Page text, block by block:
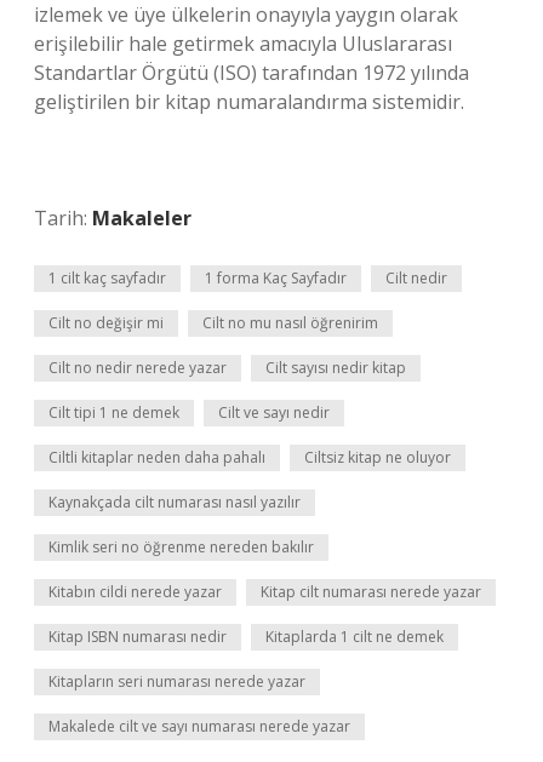
izlemek ve üye ülkelerin onayıyla yaygın olarak
erişilebilir hale getirmek amacıyla Uluslararası
Standartlar Örgütü (ISO) tarafından 1972 yılında
geliştirilen bir kitap numaralandırma sistemidir.
Tarih: Makaleler
1 cilt kaç sayfadır 1 forma Kaç Sayfadır Cilt nedir
Cilt no değişir mi Cilt no mu nasıl öğrenirim
Cilt no nedir nerede yazar Cilt sayısı nedir kitap
Cilt tipi 1 ne demek Cilt ve sayı nedir
Ciltli kitaplar neden daha pahalı Ciltsiz kitap ne oluyor
Kaynakçada cilt numarası nasıl yazılır
Kimlik seri no öğrenme nereden bakılır
Kitabın cildi nerede yazar Kitap cilt numarası nerede yazar
Kitap ISBN numarası nedir Kitaplarda 1 cilt ne demek
Kitapların seri numarası nerede yazar
Makalede cilt ve sayı numarası nerede yazar